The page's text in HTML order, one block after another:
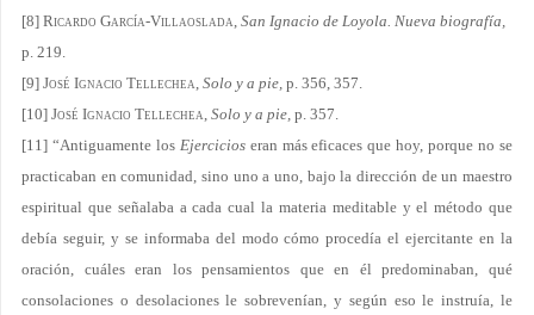
[8] Ricardo García-Villaoslada San Ignacio de Loyola. Nueva biografía,
p. 219.
[9] José Ignacio Tellechea Solo y a pie, p. 356, 357.
[10] José Ignacio Tellechea Solo y a pie, p. 357.
[11] “Antiguamente los Ejercicios eran más eficaces que hoy, porque no se
practicaban en comunidad, sino uno a uno, bajo la dirección de un maestro
espiritual que señalaba a cada cual la materia meditable y el método que
debía seguir, y se informaba del modo cómo procedía el ejercitante en la
oración, cuáles eran los pensamientos que en él predominaban, qué
consolaciones o desolaciones le sobrevenían, y según eso le instruía, le